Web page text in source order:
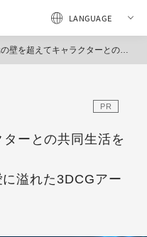
キャラクターとの共同生活を実現する。Gateboxがキャラクター愛に溢れた3DCGアーティスト・企画職を募集
PR
ーとの共同生活を
溢れた3DCGアー